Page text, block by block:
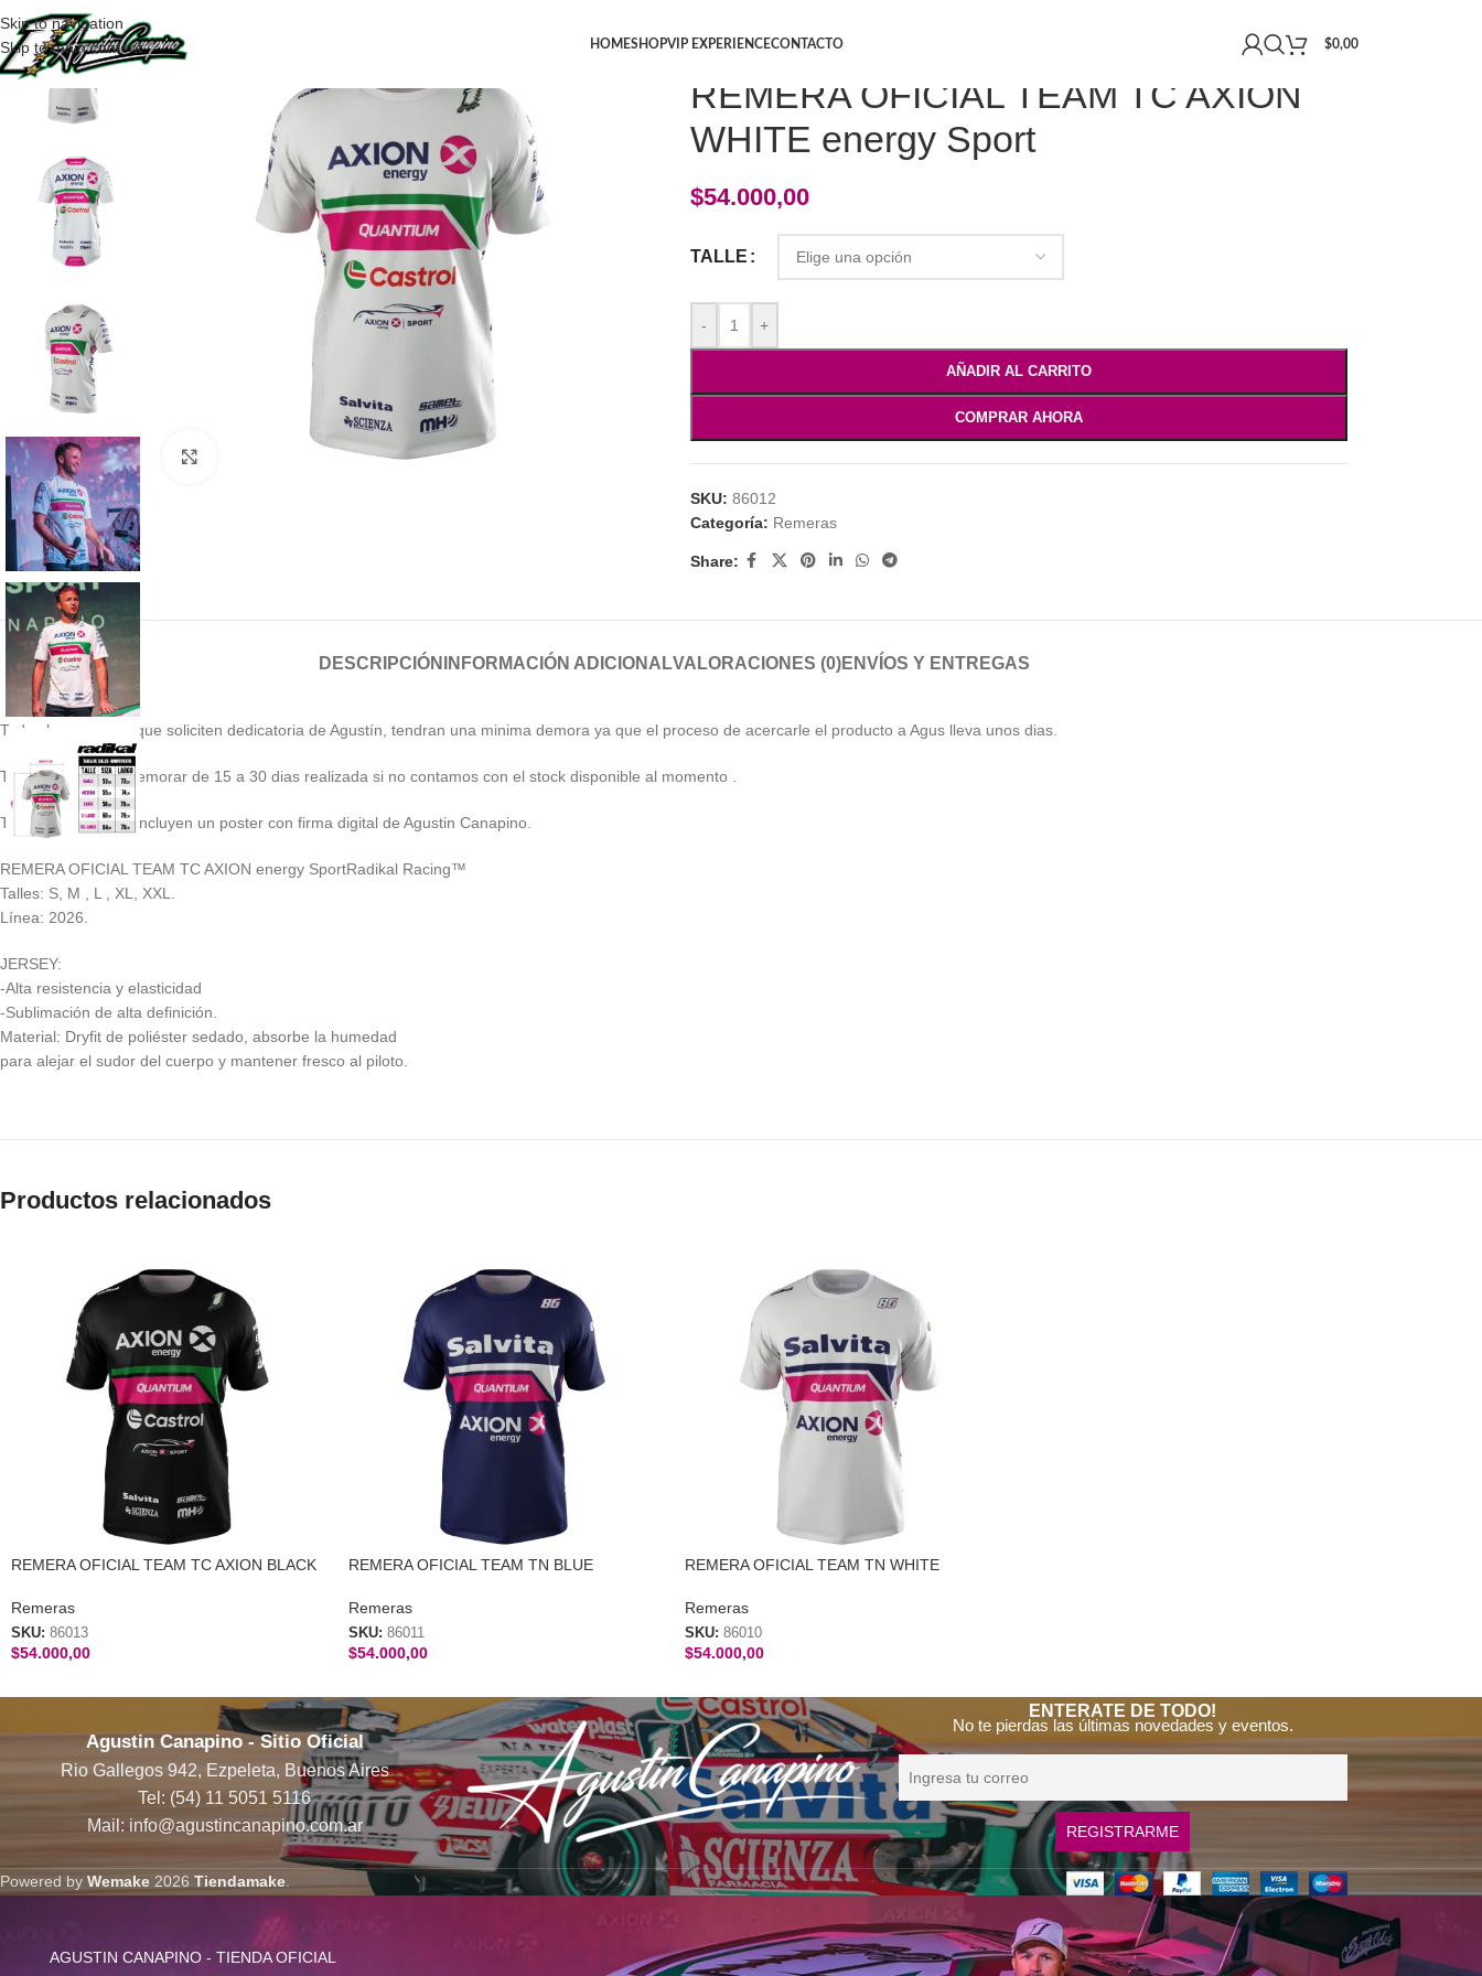
Skip to navigation
Skip to main content
HOMESHOPVIP EXPERIENCECONTACTO $0,00
REMERA OFICIAL TEAM TC AXION
WHITE energy Sport
$54.000,00
TALLE
- +
AÑADIR AL CARRITO
COMPRAR AHORA
SKU: 86012
Categoría: Remeras
Share:
DESCRIPCIÓN INFORMACIÓN ADICIONALVALORACIONES (0)ENVÍOS Y ENTREGAS
Todas las compras que soliciten dedicatoria de Agustín, tendran una minima demora ya que el proceso de acercarle el producto a Agus lleva unos dias.
Tu compra puede demorar de 15 a 30 dias realizada si no contamos con el stock disponible al momento .
Todas las compras incluyen un poster con firma digital de Agustin Canapino.
REMERA OFICIAL TEAM TC AXION energy SportRadikal Racing™
Talles: S, M , L , XL, XXL.
Línea: 2026.
JERSEY:
-Alta resistencia y elasticidad
-Sublimación de alta definición.
Material: Dryfit de poliéster sedado, absorbe la humedad
para alejar el sudor del cuerpo y mantener fresco al piloto.
Productos relacionados
REMERA OFICIAL TEAM TC AXION BLACK
Remeras
SKU: 86013
$54.000,00
REMERA OFICIAL TEAM TN BLUE
Remeras
SKU: 86011
$54.000,00
REMERA OFICIAL TEAM TN WHITE
Remeras
SKU: 86010
$54.000,00
Agustin Canapino - Sitio Oficial
Rio Gallegos 942, Ezpeleta, Buenos Aires
Tel: (54) 11 5051 5116
Mail: info@agustincanapino.com.ar
ENTERATE DE TODO!
No te pierdas las últimas novedades y eventos.
Powered by Wemake 2026 Tiendamake.
AGUSTIN CANAPINO - TIENDA OFICIAL